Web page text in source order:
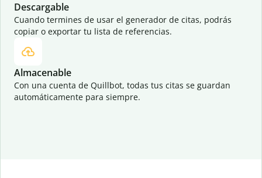
Descargable
Cuando termines de usar el generador de citas, podrás
copiar o exportar tu lista de referencias.
Almacenable
Con una cuenta de Quillbot, todas tus citas se guardan
automáticamente para siempre.